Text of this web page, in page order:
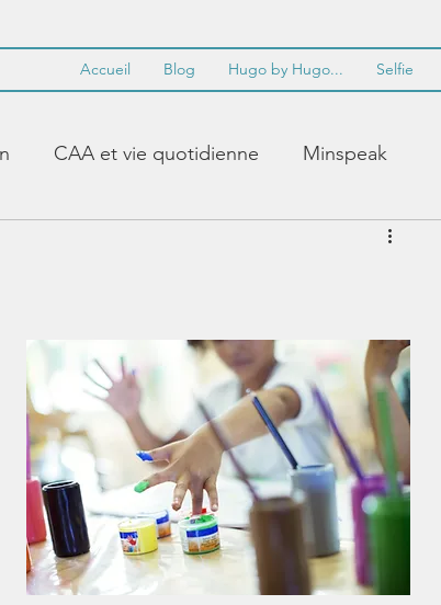
Accueil Blog Hugo by Hugo... Selfie
CAA et vie quotidienne Minspeak
Littératie Apprentissage
sensoriel Multi sensoriel
posture de communication Vie quotidienne